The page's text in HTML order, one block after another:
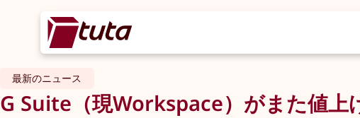
最新のニュース
G Suite（現Workspace）がまた値上